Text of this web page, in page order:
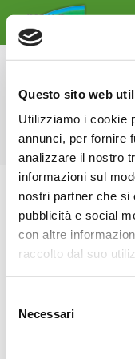
Questo sito web
Utilizziamo i cookie
annunci, per fornire
analizzare il nostro
informazioni sul
nostri partner che si
pubblicità e social
con altre
raccolto dal suo
delNecessari
Archivo
Estás
Inicio
NOVITA’